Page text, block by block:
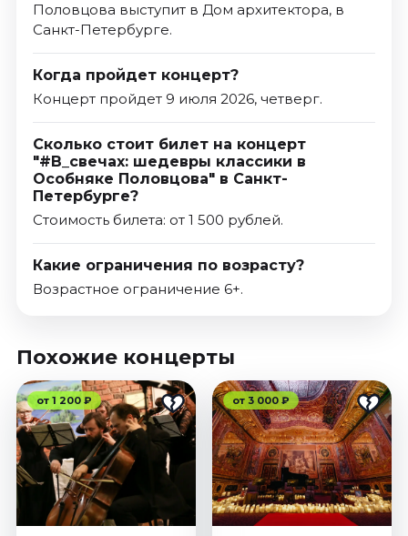
Половцова выступит в Дом архитектора, в
Санкт-Петербурге.
Когда пройдет концерт?
Концерт пройдет 9 июля 2026, четверг.
Сколько стоит билет на концерт
"#В_свечах: шедевры классики в
Особняке Половцова" в Санкт-
Петербурге?
Стоимость билета: от 1 500 рублей.
Какие ограничения по возрасту?
Возрастное ограничение 6+.
Похожие концерты
от 1 200 ₽ от 3 000 ₽